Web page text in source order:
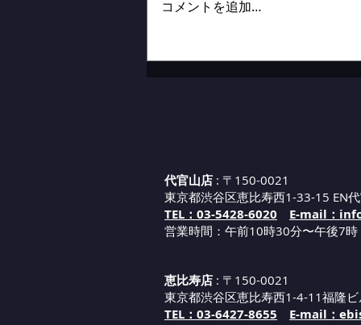
代官山新店舗までの道案内②
コメントを追加…
代官山店 : 〒150-0021
東京都渋谷区恵比寿西1-33-15 EN
TEL：03-5428-6020 E-mail：
営業時間：午前10時30分〜午後7
恵比寿店 : 〒150-0021
東京都渋谷区恵比寿西1-4-11福隆
TEL：03-6427-8655 E-mail：